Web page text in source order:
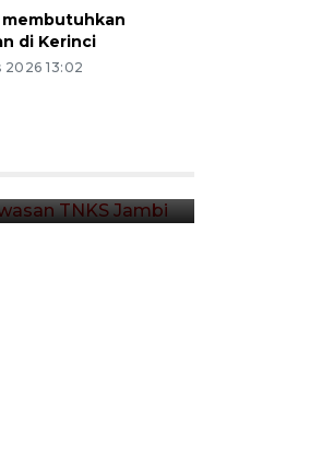
membutuhkan
di Kerinci
13:02
kawasan